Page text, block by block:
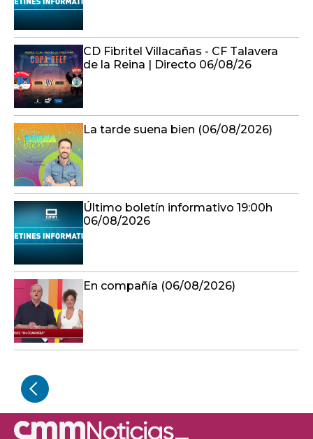
CD Fibritel Villacañas - CF Talavera
de la Reina | Directo 06/08/26
La tarde suena bien (06/08/2026)
Último boletín informativo 19:00h
06/08/2026
En compañía (06/08/2026)